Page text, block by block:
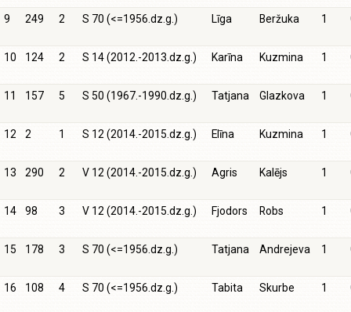
9 249 2 S 70 (<=1956.dz.g.) Līga Beržuka 1
10 124 2 S 14 (2012.-2013.dz.g.) Karīna Kuzmina 1
11 157 5 S 50 (1967.-1990.dz.g.) Tatjana Glazkova 1
12 2 1 S 12 (2014.-2015.dz.g.) Elīna Kuzmina 1
13 290 2 V 12 (2014.-2015.dz.g.) Agris Kalējs 1
14 98 3 V 12 (2014.-2015.dz.g.) Fjodors Robs 1
15 178 3 S 70 (<=1956.dz.g.) Tatjana Andrejeva 1
16 108 4 S 70 (<=1956.dz.g.) Tabita Skurbe 1